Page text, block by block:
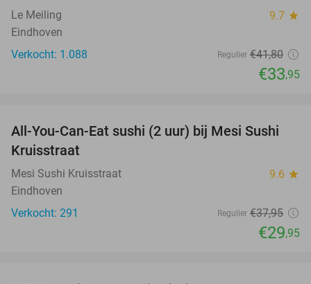
Le Meiling 9.7 star
Eindhoven
Verkocht: 1.088
Regulier €41,80
€33,95
21%
All-You-Can-Eat sushi (2 uur) bij Mesi Sushi
Kruisstraat
Mesi Sushi Kruisstraat 9.6 star
Eindhoven
Verkocht: 291
Regulier €37,95
€29,95